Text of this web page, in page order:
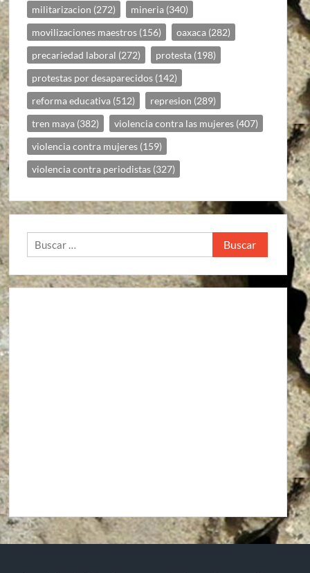
militarizacion (272) mineria (340)
movilizaciones maestros (156) oaxaca (282)
precariedad laboral (272) protesta (198)
protestas por desaparecidos (142)
reforma educativa (512) represion (289)
tren maya (382) violencia contra las mujeres (407)
violencia contra mujeres (159)
violencia contra periodistas (327)
Buscar: